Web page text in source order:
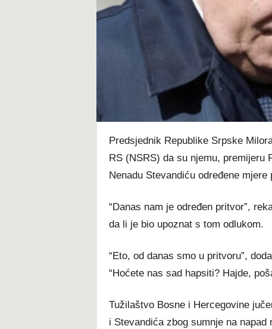
Predsjednik Republike Srpske
RS (NSRS) da su njemu, premijeru
Nenadu Stevandiću određene mjere
“Danas nam je određen pritvor”,
da li je bio upoznat s tom odlukom.
“Eto, od danas smo u pritvoru”,
“Hoćete nas sad hapsiti? Hajde,
Tužilaštvo Bosne i Hercegovine
i Stevandića zbog sumnje na